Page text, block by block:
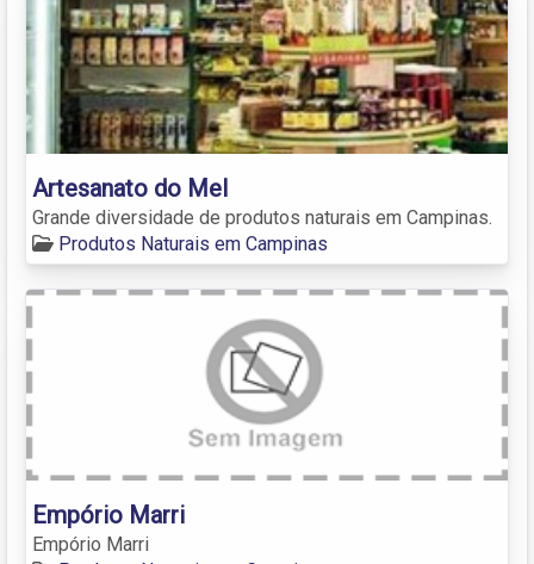
Artesanato do Mel
Grande diversidade de produtos naturais em Campinas.
Produtos Naturais em Campinas
Empório Marri
Empório Marri